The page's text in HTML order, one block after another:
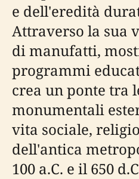
e dell'eredità
Attraverso la sua
di manufatti,
programmi
crea un ponte tra
monumentali
vita sociale,
dell'antica
100 a.C. e il 650